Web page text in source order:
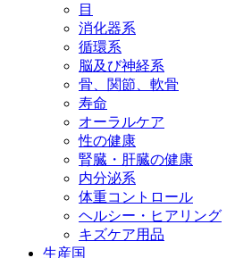
目
消化器系
循環系
脳及び神経系
骨、関節、軟骨
寿命
オーラルケア
性の健康
腎臓・肝臓の健康
内分泌系
体重コントロール
ヘルシー・ヒアリング
キズケア用品
生産国